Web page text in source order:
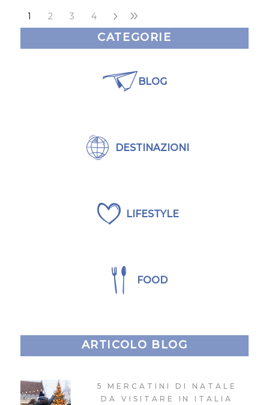
1 2 3 4
CATEGORIE
BLOG
DESTINAZIONI
LIFESTYLE
FOOD
ARTICOLO BLOG
5 MERCATINI DI NATALE
DA VISITARE IN ITALIA